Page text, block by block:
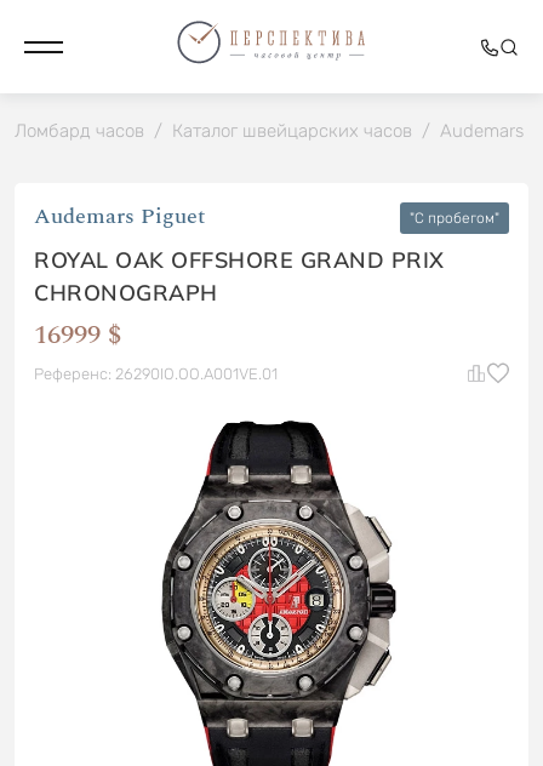
Ломбард часов / Каталог швейцарских часов / Audemars
Audemars Piguet "C пробегом"
ROYAL OAK OFFSHORE GRAND PRIX
CHRONOGRAPH
16999 $
Референс: 26290IO.OO.A001VE.01